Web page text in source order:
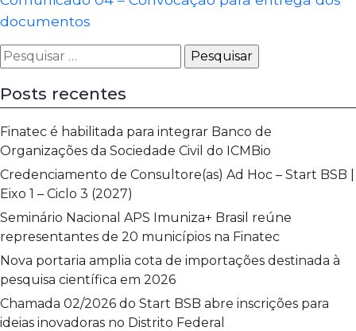
documentos
Pesquisar
por:
Posts recentes
Finatec é habilitada para integrar Banco de
Organizações da Sociedade Civil do ICMBio
Credenciamento de Consultore(as) Ad Hoc – Start BSB |
Eixo 1 – Ciclo 3 (2027)
Seminário Nacional APS Imuniza+ Brasil reúne
representantes de 20 municípios na Finatec
Nova portaria amplia cota de importações destinada à
pesquisa científica em 2026
Chamada 02/2026 do Start BSB abre inscrições para
ideias inovadoras no Distrito Federal